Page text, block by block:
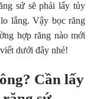
sứ sẽ phải lấy tủy
lắng. Vậy bọc răng
hợp răng nào mới
dưới đây nhé!
Cần lấy